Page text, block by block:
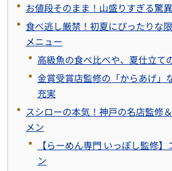
お値段そのまま！山盛りすぎる驚
食べ逃し厳禁！初夏にぴったりな
メニュー
高級魚の食べ比べや、夏仕立て
金賞受賞店監修の「からあげ」
充実
スシローの本気！神戸の名店監修
メン
【らーめん専門 いっぽし監修
ン